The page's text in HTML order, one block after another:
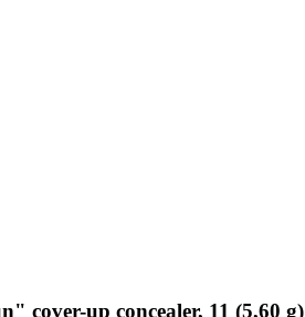
cover-up concealer, 11 (5,60 g)